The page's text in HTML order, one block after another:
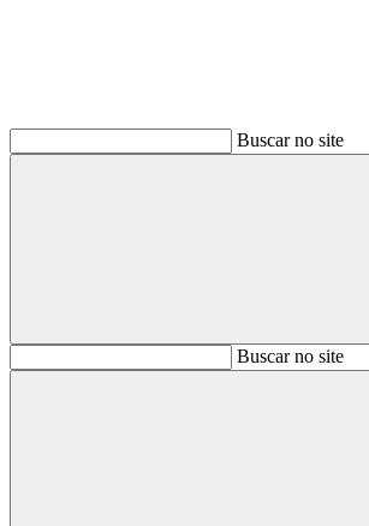
Buscar no site
BuscarBuscar no site